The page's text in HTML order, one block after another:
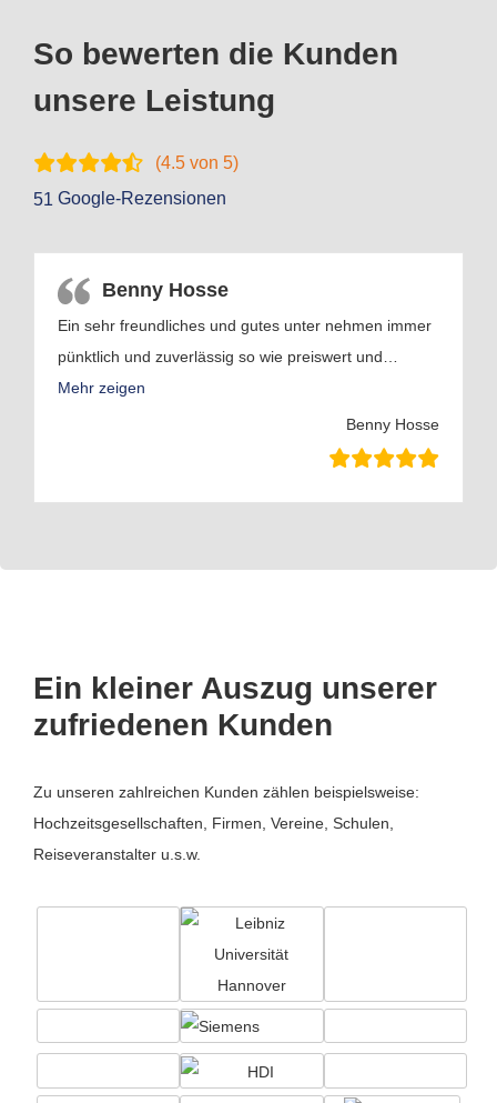
So bewerten die Kunden
unsere Leistung
(4.5 von 5)
51 Google-Rezensionen
Benny Hosse
Ein sehr freundliches und gutes unter nehmen immer
pünktlich und zuverlässig so wie preiswert und
Mehr zeigen
Benny Hosse
Ein kleiner Auszug unserer
zufriedenen Kunden
Zu unseren zahlreichen Kunden zählen beispielsweise:
Hochzeitsgesellschaften, Firmen, Vereine, Schulen,
Reiseveranstalter u.s.w.